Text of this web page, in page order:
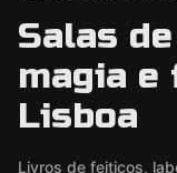
Salas
magia
Lisboa
Livros de feitiços,